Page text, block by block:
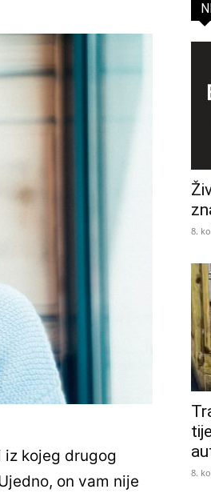
kojeg drugog
on vam nije
8.
8.